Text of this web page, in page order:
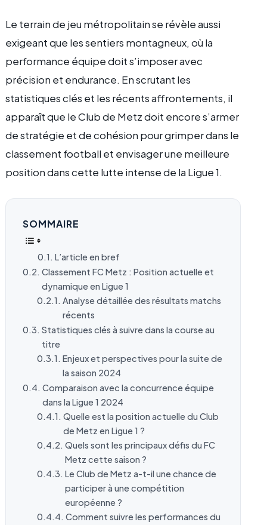
Le terrain de jeu métropolitain se révèle aussi
exigeant que les sentiers montagneux, où la
performance équipe doit s’imposer avec
précision et endurance. En scrutant les
statistiques clés et les récents affrontements, il
apparaît que le Club de Metz doit encore s’armer
de stratégie et de cohésion pour grimper dans le
classement football et envisager une meilleure
position dans cette lutte intense de la Ligue 1.
SOMMAIRE
L’article en bref
Classement FC Metz : Position actuelle et
dynamique en Ligue 1
Analyse détaillée des résultats matchs
récents
Statistiques clés à suivre dans la course au
titre
Enjeux et perspectives pour la suite de
la saison 2024
Comparaison avec la concurrence équipe
dans la Ligue 1 2024
Quelle est la position actuelle du Club
de Metz en Ligue 1 ?
Quels sont les principaux défis du FC
Metz cette saison ?
Le Club de Metz a-t-il une chance de
participer à une compétition
européenne ?
Comment suivre les performances du